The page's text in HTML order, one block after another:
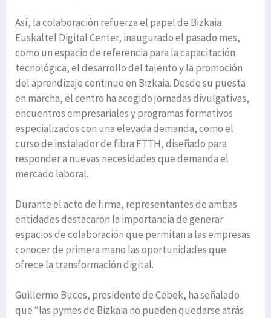
Así, la colaboración refuerza el papel de Bizkaia
Euskaltel Digital Center, inaugurado el pasado mes,
como un espacio de referencia para la capacitación
tecnológica, el desarrollo del talento y la promoción
del aprendizaje continuo en Bizkaia. Desde su puesta
en marcha, el centro ha acogido jornadas divulgativas,
encuentros empresariales y programas formativos
especializados con una elevada demanda, como el
curso de instalador de fibra FTTH, diseñado para
responder a nuevas necesidades que demanda el
mercado laboral.
Durante el acto de firma, representantes de ambas
entidades destacaron la importancia de generar
espacios de colaboración que permitan a las empresas
conocer de primera mano las oportunidades que
ofrece la transformación digital.
Guillermo Buces, presidente de Cebek, ha señalado
que “las pymes de Bizkaia no pueden quedarse atrás